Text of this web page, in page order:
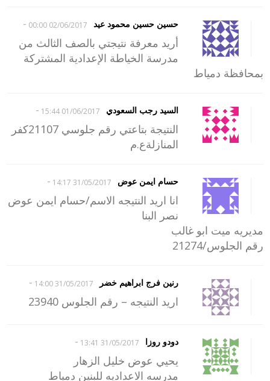
حسين حسين محمود عيد 02/06/2017 00:00
-
أريد معرفة نتيجتي بالصف الثالث من
مدرسة الخياطة الإعدادية المشتركة
بمحافظة دمياط
السيد رجب السعودي 01/06/2017 15:44
-
النتيجة بتاعتي رقم جلوسي 21107كفر
المنازلةع.م
حسام ايمن عوض 31/05/2017 14:17
-
انا اريد النتيجه الاسم/حسام ايمن عوض
نصر البنا
مديريه ميت ابو غالب
رقم الجلوس/21274
رنين فرج ابراهيم خضر 31/05/2017 14:00
-
اريد النتيجه – رقم الجلوس 23940
دودو روزا 31/05/2017 13:41
-
يحيي عوض خليل الزهار
مدرسه الاعداديه للبنين دمياط